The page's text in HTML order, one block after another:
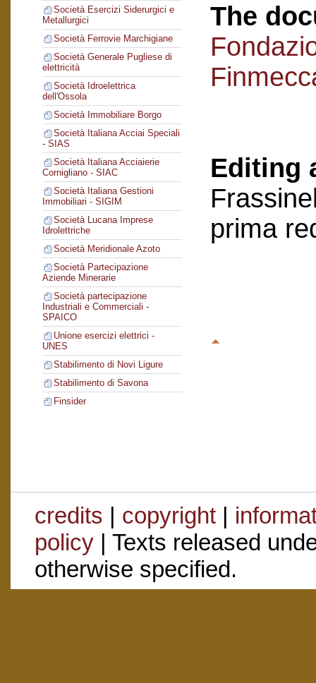
Società Esercizi Siderurgici e
Metallurgici
Società Ferrovie Marchigiane
Società Generale Pugliese di
elettricità
Società Idroelettrica
dell'Ossola
Società Immobiliare Borgo
Società Italiana Acciai Speciali
- SIAS
Società Italiana Acciaierie
Cornigliano - SIAC
Società Italiana Gestioni
Immobiliari - SIGIM
Società Lucana Imprese
Idrolettriche
Società Meridionale Azoto
Società Partecipazione
Aziende Minerarie
Società partecipazione
Industriali e Commerciali -
SPAICO
Unione esercizi elettrici -
UNES
Stabilimento di Novi Ligure
Stabilimento di Savona
Finsider
The
Editing
prima
credits | copyright|
policy| Texts released
otherwise specified.